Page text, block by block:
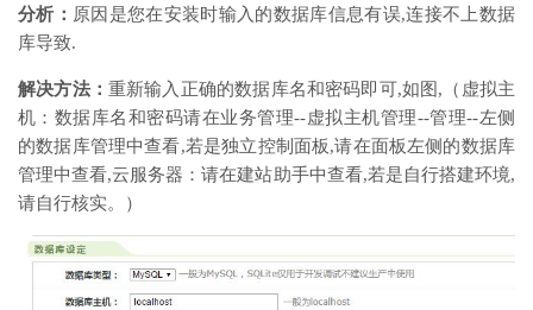
分析： 原因是您在安装时输入的数据库信息有误,连接不上数据
库导致.
解决方法： 重新输入正确的数据库名和密码即可,如图,（虚拟主
机：数据库名和密码请在业务管理--虚拟主机管理--管理--左侧
的数据库管理中查看,若是独立控制面板,请在面板左侧的数据库
管理中查看,云服务器：请在建站助手中查看,若是自行搭建环境,
请自行核实。）